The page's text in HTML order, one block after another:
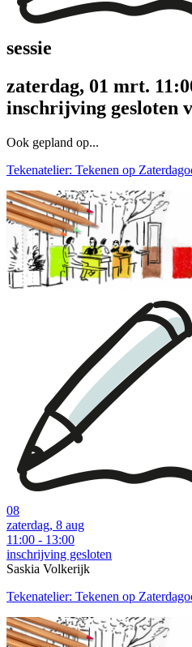
sessie
zaterdag, 01 mrt.
inschrijving gesloten
Ook gepland op...
Tekenatelier: Tekenen op
08
zaterdag, 8 aug
11:00 - 13:00
inschrijving gesloten
Saskia Volkerijk
Tekenatelier: Tekenen op